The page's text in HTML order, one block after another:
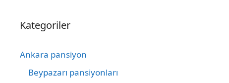
Kategoriler
Ankara pansiyon
Beypazarı pansiyonları